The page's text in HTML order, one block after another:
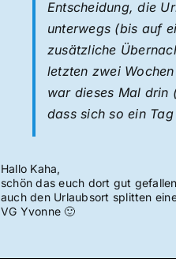
Entscheidung, die
unterwegs (bis auf
zusätzliche
letzten zwei
war dieses Mal drin
dass sich so ein
Hallo Kaha,
schön das euch dort gut
auch den Urlaubsort splitten
VG Yvonne 🙂